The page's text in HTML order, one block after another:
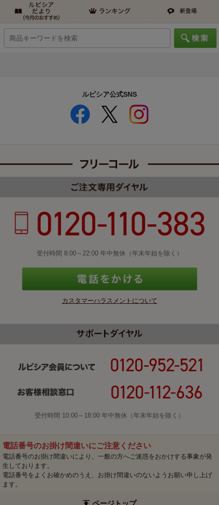
ルピシア公式SNS
受付時間 8:00～22:00 年中無休（年末年始を除く）
カスタマーハラスメントについて
受付時間 10:00～18:00 年中無休（年末年始を除く）
電話番号のお掛け間違いにご注意ください
電話番号のお掛け間違いにより、一般の方へご迷惑をおかけする事象が発
生しております。
電話番号をよくお確かめのうえ、お掛け間違いのないようお願い申し上げ
ます。
ページトップ